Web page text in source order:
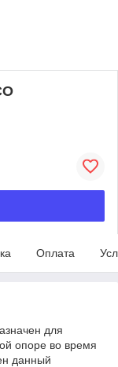
Оплата
для
опоре во время
данный